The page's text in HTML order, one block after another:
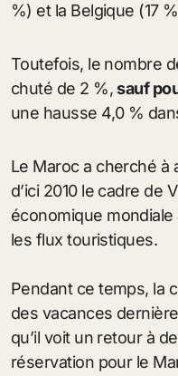
%) et la Belgique (17
Toutefois, le nombre
chuté de 2 %,sauf
une hausse 4,0 %
Le Maroc a cherché à
d’ici 2010 le cadre de
économique
les flux touristiques.
Pendant ce temps, la
des vacances
qu’il voit un retour à
réservation pour le